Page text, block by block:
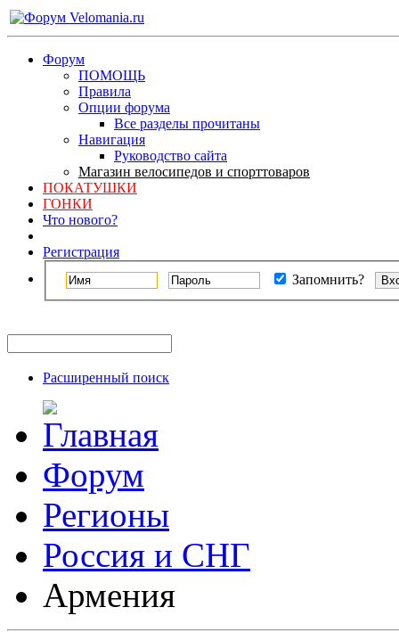
Форум
ПОМОЩЬ
Правила
Опции форума
Все разделы прочитаны
Навигация
Руководство сайта
Магазин велосипедов и спорттоваров
ПОКАТУШКИ
ГОНКИ
Что нового?
Регистрация
Запомнить?
Расширенный поиск
Форум
Регионы
Россия и СНГ
Армения